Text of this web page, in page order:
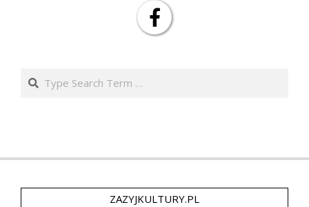
Search
ZAZYJKULTURY.PL